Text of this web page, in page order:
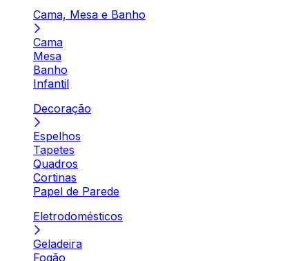
Cama, Mesa e Banho
Cama
Mesa
Banho
Infantil
Decoração
Espelhos
Tapetes
Quadros
Cortinas
Papel de Parede
Eletrodomésticos
Geladeira
Fogão